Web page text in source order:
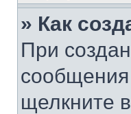
» Как
При
щелкните